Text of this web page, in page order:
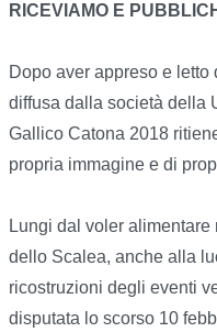
RICEVIAMO E
Dopo aver appreso e
diffusa dalla società della
Gallico Catona 2018
propria immagine e di
Lungi dal voler
dello Scalea, anche alla
ricostruzioni degli eventi
disputata lo scorso 10